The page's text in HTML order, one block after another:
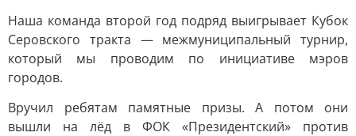
Наша команда второй год подряд выигрывает Кубок
Серовского тракта — межмуниципальный турнир,
который мы проводим по инициативе мэров
городов.
Вручил ребятам памятные призы. А потом они
вышли на лёд в ФОК «Президентский» против